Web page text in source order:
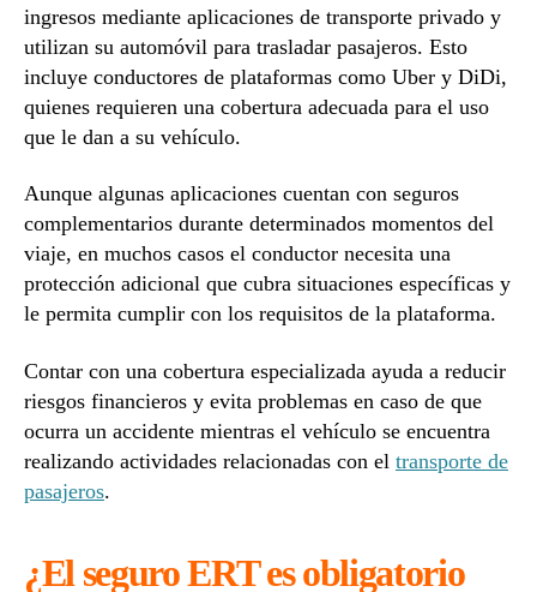
ingresos mediante aplicaciones de transporte privado y
utilizan su automóvil para trasladar pasajeros. Esto
incluye conductores de plataformas como Uber y DiDi,
quienes requieren una cobertura adecuada para el uso
que le dan a su vehículo.
Aunque algunas aplicaciones cuentan con seguros
complementarios durante determinados momentos del
viaje, en muchos casos el conductor necesita una
protección adicional que cubra situaciones específicas y
le permita cumplir con los requisitos de la plataforma.
Contar con una cobertura especializada ayuda a reducir
riesgos financieros y evita problemas en caso de que
ocurra un accidente mientras el vehículo se encuentra
realizando actividades relacionadas con el transporte de
pasajeros.
¿El seguro ERT es obligatorio